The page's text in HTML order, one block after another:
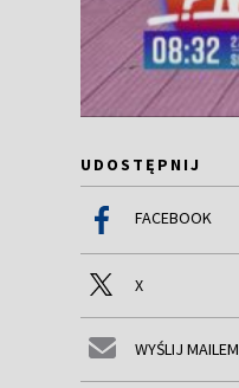
UDOSTĘPNIJ
FACEBOOK
X
WYŚLIJ MAILEM